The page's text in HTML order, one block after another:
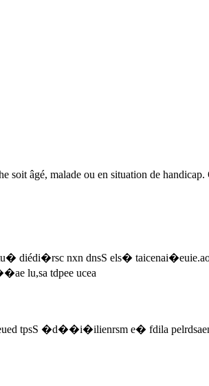
soit âgé, malade ou en situation de handicap.
diédi�rsc nxn dnsS els�
lu,sa tdpee ucea
tpsS �d��i�ilienrsm e� fdila